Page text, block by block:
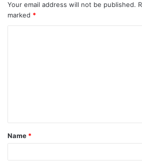
Your email address will not be published.
marked *
t
*
Name *